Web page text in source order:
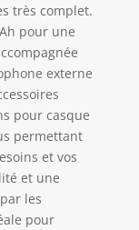
très complet.
pour une
externe
pour casque
permettant
et vos
et une
les
pour